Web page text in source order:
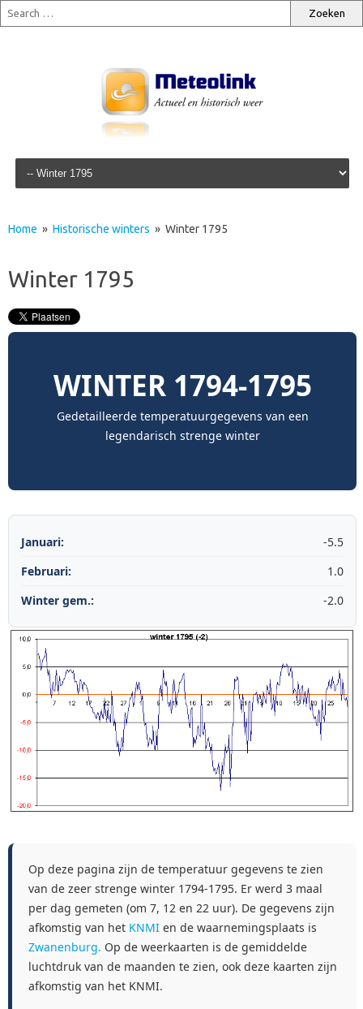
Skip to content
Home » Historische winters » Winter 1795
Winter 1795
WINTER 1794-1795
Gedetailleerde temperatuurgegevens van een
legendarisch strenge winter
Januari:
-5.5
Februari:
1.0
Winter gem.:
-2.0
Op deze pagina zijn de temperatuur gegevens te zien
van de zeer strenge winter 1794-1795. Er werd 3 maal
per dag gemeten (om 7, 12 en 22 uur). De gegevens zijn
afkomstig van het KNMI en de waarnemingsplaats is
Zwanenburg. Op de weerkaarten is de gemiddelde
luchtdruk van de maanden te zien, ook deze kaarten zijn
afkomstig van het KNMI.